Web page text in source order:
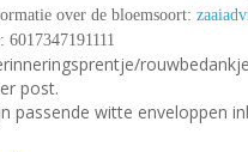
over de bloemsoort:
6017347191111
post.
passende witte enveloppen